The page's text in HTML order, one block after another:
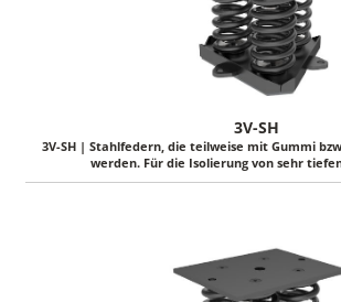
3V-SH
3V-SH | Stahlfedern, die teilweise mit Gummi
werden. Für die Isolierung von sehr